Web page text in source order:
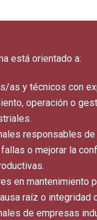
está orientado a:
as y técnicos con
operación o
responsables de
o mejorar la
en mantenimiento
raíz o integridad
de empresas